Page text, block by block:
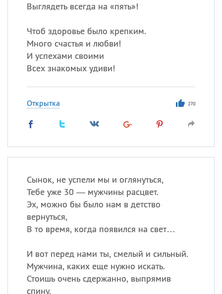
Выглядеть всегда на «пять»!
Чтоб здоровье было крепким.
Много счастья и любви!
И успехами своими
Всех знакомых удиви!
Открытка 270
Сынок, не успели мы и оглянуться,
Тебе уже 30 — мужчины расцвет.
Эх, можно бы было нам в детство
вернуться,
В то время, когда появился на свет…
И вот перед нами ты, смелый и сильный.
Мужчина, каких еще нужно искать.
Стоишь очень сдержанно, выпрямив
спину,